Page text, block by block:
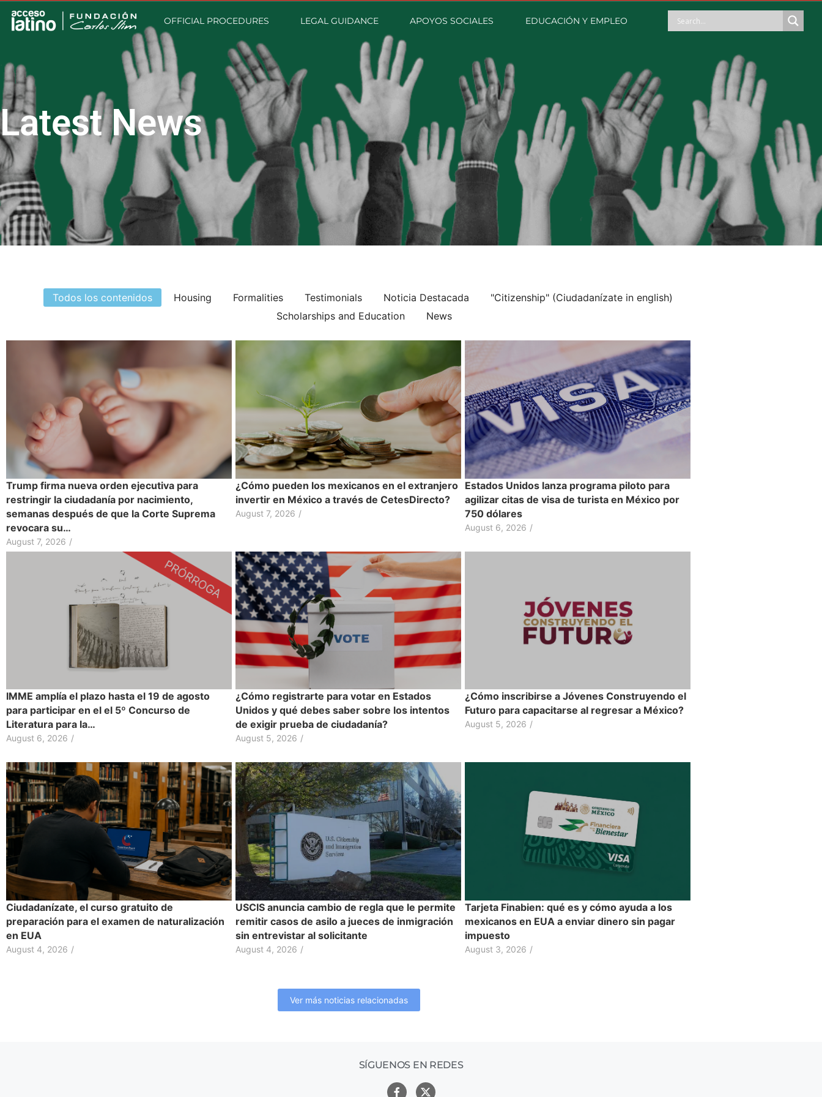
OFFICIAL PROCEDURES LEGAL GUIDANCE APOYOS SOCIALES EDUCACIÓN Y EMPLEO
Latest News
Todos los contenidos Housing Formalities Testimonials Noticia Destacada
"Citizenship" (Ciudadanízate in english)
Scholarships and Education
News
Trump firma nueva orden ejecutiva para
restringir la ciudadanía por nacimiento,
semanas después de que la Corte Suprema
revocara su…
August 7, 2026 /
¿Cómo pueden los mexicanos en el extranjero
invertir en México a través de CetesDirecto?
August 7, 2026 /
Estados Unidos lanza programa piloto para
agilizar citas de visa de turista en México por
750 dólares
August 6, 2026 /
IMME amplía el plazo hasta el 19 de agosto
para participar en el el 5º Concurso de
Literatura para la…
August 6, 2026 /
¿Cómo registrarte para votar en Estados
Unidos y qué debes saber sobre los intentos
de exigir prueba de ciudadanía?
August 5, 2026 /
¿Cómo inscribirse a Jóvenes Construyendo el
Futuro para capacitarse al regresar a México?
August 5, 2026 /
Ciudadanízate, el curso gratuito de
preparación para el examen de naturalización
en EUA
August 4, 2026 /
USCIS anuncia cambio de regla que le permite
remitir casos de asilo a jueces de inmigración
sin entrevistar al solicitante
August 4, 2026 /
Tarjeta Finabien: qué es y cómo ayuda a los
mexicanos en EUA a enviar dinero sin pagar
impuesto
August 3, 2026 /
Ver más noticias relacionadas
SÍGUENOS EN REDES